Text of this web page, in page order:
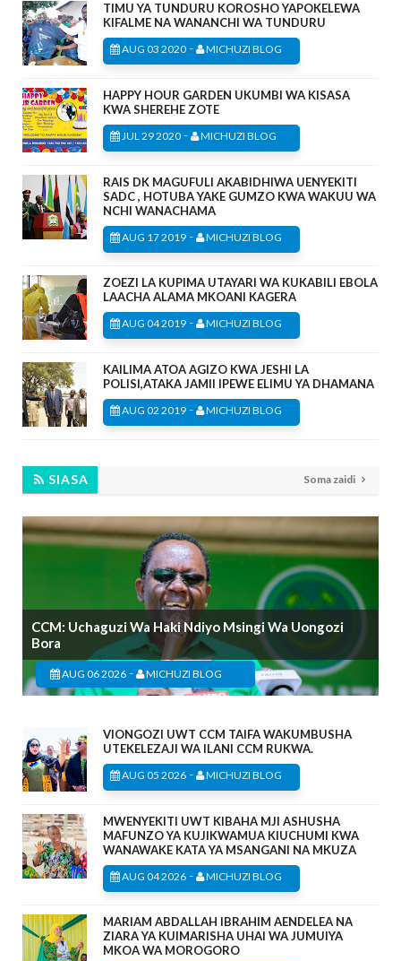
TIMU YA TUNDURU KOROSHO YAPOKELEWA
KIFALME NA WANANCHI WA TUNDURU
AUG 03 2020 - MICHUZI BLOG
HAPPY HOUR GARDEN UKUMBI WA KISASA
KWA SHEREHE ZOTE
JUL 29 2020 - MICHUZI BLOG
RAIS DK MAGUFULI AKABIDHIWA UENYEKITI
SADC , HOTUBA YAKE GUMZO KWA WAKUU WA
NCHI WANACHAMA
AUG 17 2019 - MICHUZI BLOG
ZOEZI LA KUPIMA UTAYARI WA KUKABILI EBOLA
LAACHA ALAMA MKOANI KAGERA
AUG 04 2019 - MICHUZI BLOG
KAILIMA ATOA AGIZO KWA JESHI LA
POLISI,ATAKA JAMII IPEWE ELIMU YA DHAMANA
AUG 02 2019 - MICHUZI BLOG
SIASA Soma zaidi
CCM: Uchaguzi Wa Haki Ndiyo Msingi Wa Uongozi
Bora
AUG 06 2026 - MICHUZI BLOG
VIONGOZI UWT CCM TAIFA WAKUMBUSHA
UTEKELEZAJI WA ILANI CCM RUKWA.
AUG 05 2026 - MICHUZI BLOG
MWENYEKITI UWT KIBAHA MJI ASHUSHA
MAFUNZO YA KUJIKWAMUA KIUCHUMI KWA
WANAWAKE KATA YA MSANGANI NA MKUZA
AUG 04 2026 - MICHUZI BLOG
MARIAM ABDALLAH IBRAHIM AENDELEA NA
ZIARA YA KUIMARISHA UHAI WA JUMUIYA
MKOA WA MOROGORO